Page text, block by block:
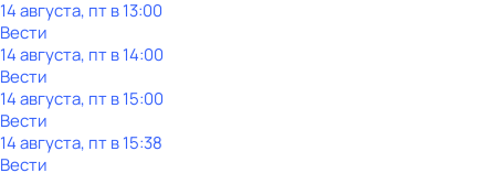
14 августа, пт в 13:00
Вести
14 августа, пт в 14:00
Вести
14 августа, пт в 15:00
Вести
14 августа, пт в 15:38
Вести